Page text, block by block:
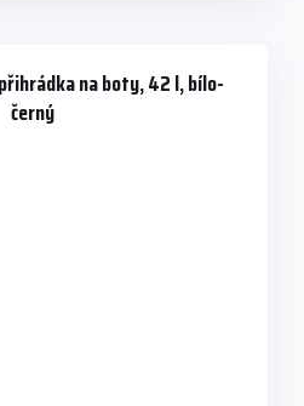
na boty, 42 l, bílo-
černý